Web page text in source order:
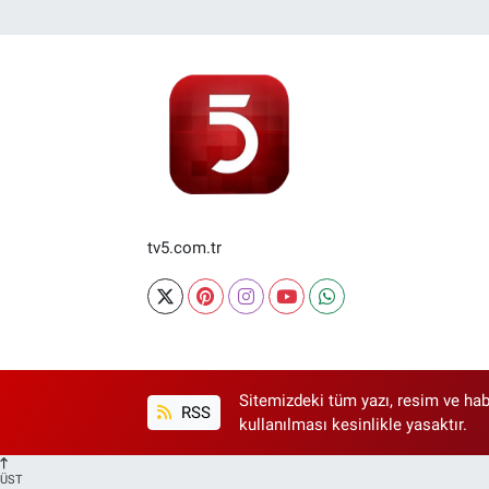
tv5.com.tr
RSS
Sitemizdeki tüm yazı, resim ve
kullanılması kesinlikle yasaktır.
ÜST